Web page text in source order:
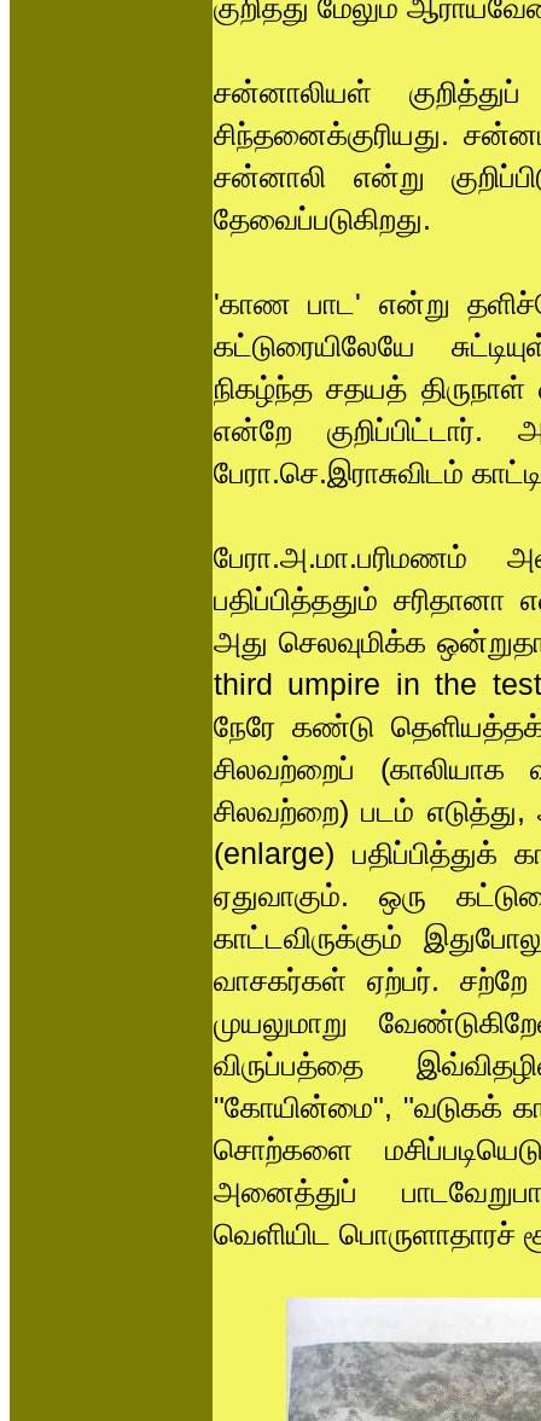
குறித்து மேலும்
சன்னாலியள் குறித்துப்
சிந்தனைக்குரியது.
சன்னாலி என்று
தேவைப்படுகிறது.
'காண பாட' என்று
கட்டுரையிலேயே
நிகழ்ந்த சதயத்
என்றே குறிப்பிட்டார்.
பேரா.செ.இராசுவிடம்
பேரா.அ.மா.பரிமணம்
பதிப்பித்ததும்
அது செலவுமிக்க
third umpire in the
நேரே கண்டு
சிலவற்றைப் (காலியாக
சிலவற்றை) படம்
(enlarge) பதிப்பித்துக்
ஏதுவாகும். ஒரு
காட்டவிருக்கும்
வாசகர்கள் ஏற்பர். சற்றே
முயலுமாறு
விருப்பத்தை
"கோயின்மை", "வடுகக்
சொற்களை
அனைத்துப்
வெளியிட